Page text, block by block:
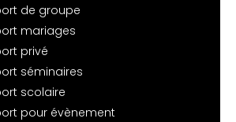
de groupe
mariages
privé
séminaires
scolaire
pour évènement